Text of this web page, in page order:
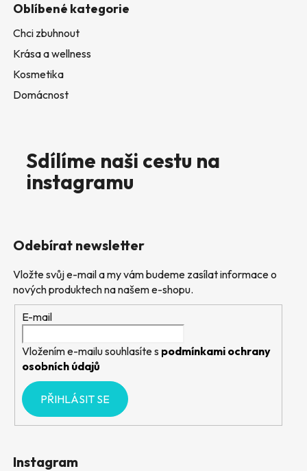
Oblíbené kategorie
Chci zbuhnout
Krása a wellness
Kosmetika
Domácnost
Sdílíme naši cestu na
instagramu
Odebírat newsletter
Vložte svůj e-mail a my vám budeme zasílat informace o
nových produktech na našem e-shopu.
E-mail
Vložením e-mailu souhlasíte s podmínkami ochrany
osobních údajů
PŘIHLÁSIT SE
Instagram